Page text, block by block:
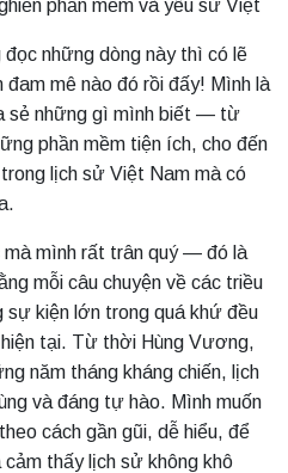
phần mềm và yêu sử Việt
những dòng này thì có lẽ
đam mê nào đó rồi đấy! Mình là
sẻ những gì mình biết — từ
phần mềm tiện ích, cho đến
lịch sử Việt Nam mà có
mình rất trân quý — đó là
mỗi câu chuyện về các triều
kiện lớn trong quá khứ đều
hiện tại. Từ thời Hùng Vương,
năm tháng kháng chiến, lịch
và đáng tự hào. Mình muốn
cách gần gũi, dễ hiểu, để
thấy lịch sử không khô